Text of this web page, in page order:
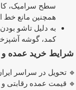
سطح سرامیک،
همچنین مانع خط
به دلیل تاشو
کمد، گوشه
خرید عمده و
تحویل در سراسر
قیمت عمده رقابتی و